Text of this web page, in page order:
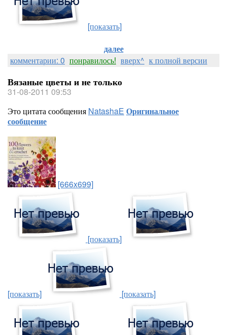
[показать]
далее
комментарии: 0 понравилось! вверх^ к полной версии
Вязаные цветы и не только
31-08-2011 09:53
Это цитата сообщения NatashaE Оригинальное
сообщение
[666x699]
[показать]
[показать] [показать]